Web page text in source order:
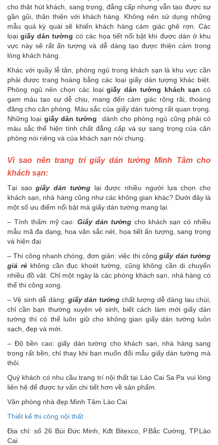
cho thật hút khách, sang trọng, đẳng cấp nhưng vẫn tạo được sự
gần gũi, thân thiện với khách hàng. Không nên sử dụng những
mẫu quá kỳ quái sẽ khiến khách hàng cảm giác ghê rợn. Các
loạigiấy dán tường có các họa tiết nổi bật khi được dán ở khu
vực này sẽ rất ấn tượng và dễ dàng tạo được thiện cảm trong
lòng khách hàng.
Khác với quầy lễ tân, phòng ngủ trong khách sạn là khu vực cần
phải được trang hoàng bằng các loại giấy dán tượng khác biệt.
Phòng ngủ nên chọn các loạigiấy dán tường khách sạn có
gam màu tạo sự dễ chịu, mang đến cảm giác rộng rãi, thoáng
đãng cho căn phòng. Màu sắc của giấy dán tường rất quan trọng.
Những loại giấy dán tường dành cho phòng ngủ cũng phải có
màu sắc thể hiện tính chất đẳng cấp và sự sang trọng của căn
phòng nói riêng và của khách sạn nói chung.
Vì sao nên trang trí giấy dán tường Minh Tâm cho
khách sạn:
Tại saogiấy dán tường lại được nhiều người lựa chọn cho
khách sạn, nhà hàng cũng như các không gian khác? Dưới đây là
một số ưu điểm nổi bật mà giấy dán tường mang lại:
– Tính thẩm mỹ cao: Giấy dán tườngcho khách sạn có nhiều
mẫu mã đa dạng, hoa văn sắc nét, họa tiết ấn tượng, sang trọng
và hiện đại
– Thi công nhanh chóng, đơn giản: việc thi cônggiấy dán tường
giá rẻkhông cần đục khoét tường, cũng không cần di chuyển
nhiều đồ vật. Chỉ một ngày là các phòng khách sạn, nhà hàng có
thể thi công xong.
– Vệ sinh dễ dàng: giấy dán tườngchất lượng dễ dàng lau chùi,
chỉ cần bạn thường xuyên vệ sinh, biết cách làm mới giấy dán
tường thì có thể luôn giữ cho không gian giấy dán tường luôn
sạch, đẹp và mới.
– Độ bền cao: giấy dán tường cho khách sạn, nhà hàng sang
trọng rất bền, chỉ thay khi bạn muốn đổi mẫu giấy dán tường mà
thôi.
Quý khách có nhu cầu trang trí nội thất tại Lào Cai Sa Pa vui lòng
liên hệ để được tư vấn chi tiết hơn về sản phẩm.
Văn phòng nhà đẹp Minh Tâm Lào Cai
Thiết kế thi công nội thất
Địa chỉ: số 26 Bùi Đức Minh, Kđt Bitexco, P.Bắc Cường, TP.Lào
Cai